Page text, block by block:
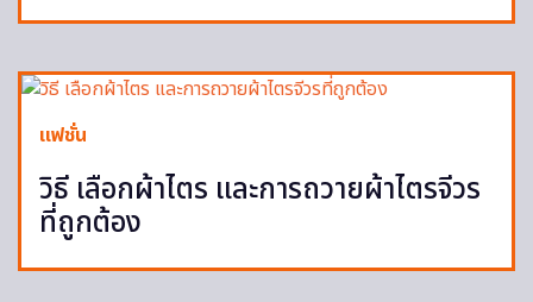
แฟชั่น
วิธี เลือกผ้าไตร และการถวายผ้าไตรจีวร
ที่ถูกต้อง